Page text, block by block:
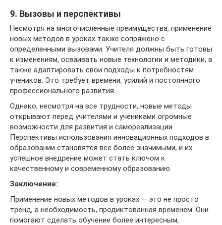
9. Вызовы и перспективы
Несмотря на многочисленные преимущества, применение
новых методов в уроках также сопряжено с
определенными вызовами. Учителя должны быть готовы
к изменениям, осваивать новые технологии и методики, а
также адаптировать свои подходы к потребностям
учеников. Это требует времени, усилий и постоянного
профессионального развития.
Однако, несмотря на все трудности, новые методы
открывают перед учителями и учениками огромные
возможности для развития и самореализации.
Перспективы использования инновационных подходов в
образовании становятся все более значимыми, и их
успешное внедрение может стать ключом к
качественному и современному образованию.
Заключение:
Применение новых методов в уроках — это не просто
тренд, а необходимость, продиктованная временем. Они
помогают сделать обучение более интересным,